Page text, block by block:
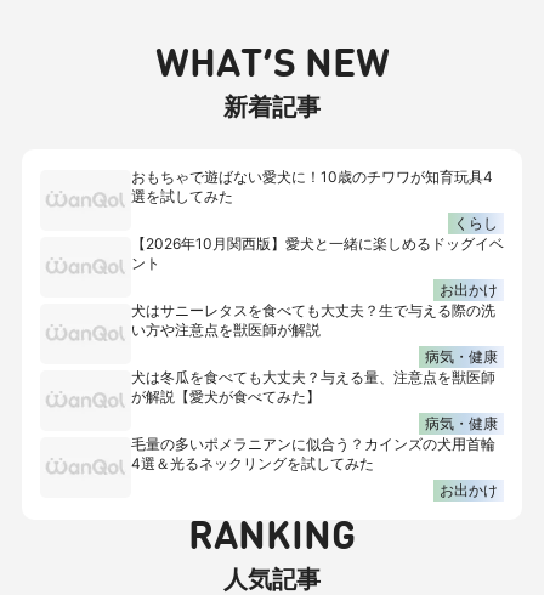
WHAT’S NEW
新着記事
おもちゃで遊ばない愛犬に！10歳のチワワが知育玩具4
選を試してみた
くらし
【2026年10月関西版】愛犬と一緒に楽しめるドッグイベ
ント
お出かけ
犬はサニーレタスを食べても大丈夫？生で与える際の洗
い方や注意点を獣医師が解説
病気・健康
犬は冬瓜を食べても大丈夫？与える量、注意点を獣医師
が解説【愛犬が食べてみた】
病気・健康
毛量の多いポメラニアンに似合う？カインズの犬用首輪
4選＆光るネックリングを試してみた
お出かけ
RANKING
人気記事